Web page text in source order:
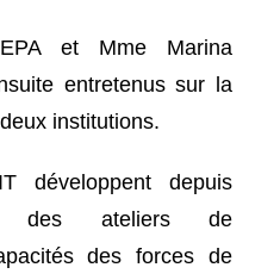
et Mme Marina
entretenus sur la
institutions.
développent depuis
des ateliers de
des forces de